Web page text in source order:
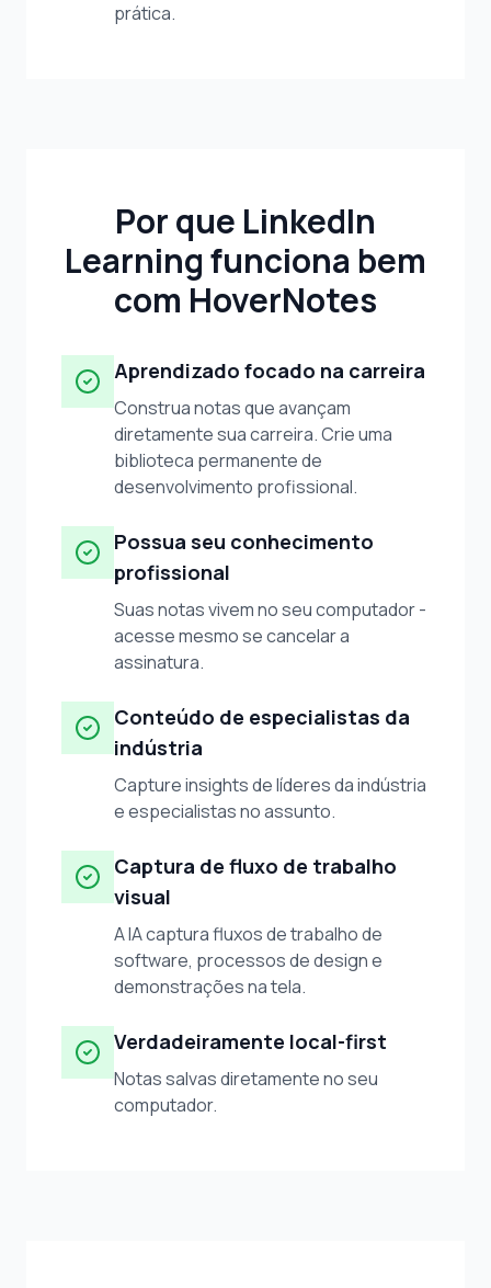
prática.
Por que LinkedIn
Learning funciona bem
com HoverNotes
Aprendizado focado na carreira
Construa notas que avançam
diretamente sua carreira. Crie uma
biblioteca permanente de
desenvolvimento profissional.
Possua seu conhecimento
profissional
Suas notas vivem no seu computador -
acesse mesmo se cancelar a
assinatura.
Conteúdo de especialistas da
indústria
Capture insights de líderes da indústria
e especialistas no assunto.
Captura de fluxo de trabalho
visual
A IA captura fluxos de trabalho de
software, processos de design e
demonstrações na tela.
Verdadeiramente local-first
Notas salvas diretamente no seu
computador.